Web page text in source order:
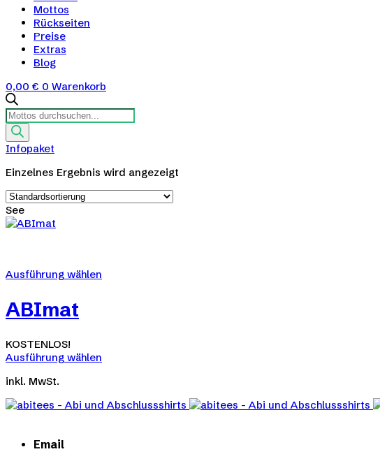
Mottos
Rückseiten
Preise
Extras
Blog
0,00 € 0 Warenkorb
Products
search
Infopaket
Einzelnes Ergebnis wird angezeigt
See
Ausführung wählen
Produkt
weist
Varianten
auf.
Die
Optionen
auf
gewählt
ABImat
KOSTENLOS!
Ausführung wählen
Produkt
weist
mehrere
inkl. MwSt.
Email